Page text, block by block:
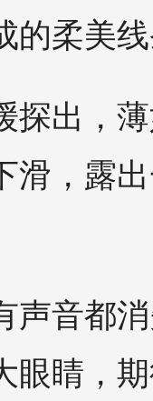
的柔美
探出，
滑，露
声音都
眼睛，